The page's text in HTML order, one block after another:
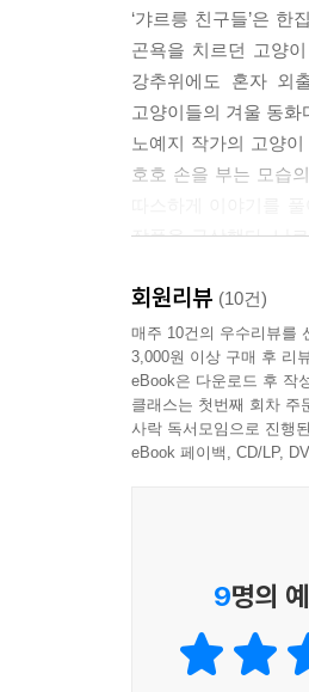
‘갸르릉 친구들’은
곤욕을 치르던 고양
강추위에도 혼자 외
고양이들의 겨울 동화
노예지 작가의 고양
호호 손을 부는 모습
작품을 구상했다. 난
추운 겨울 ‘나눌 것’
‘갸르릉 친구들’의
있다는 사실에 기뻐
마음의 온도. 두 가지
재미와 상상력이 겹
어린이 독자들을 푹
책을 좋아하는 아이
회원리뷰 (10건)
매주 10건의 우수리뷰를
3,000원 이상 구매 후 리
eBook은 다운로드 후 작
클래스는 첫번째 회차 주
사락 독서모임으로 진행
eBook 페이백, CD/LP,
9명의